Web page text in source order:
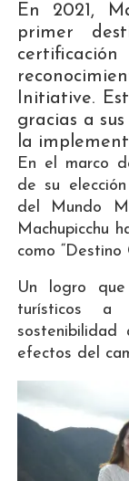
En 2021,
primer
Initiative.
gracias a
la
En el marco
de su
del Mundo
Machupicchu
como “Destino
Un logro
turísticos
efectos del